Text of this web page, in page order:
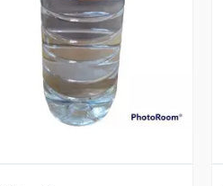
Vista Previa